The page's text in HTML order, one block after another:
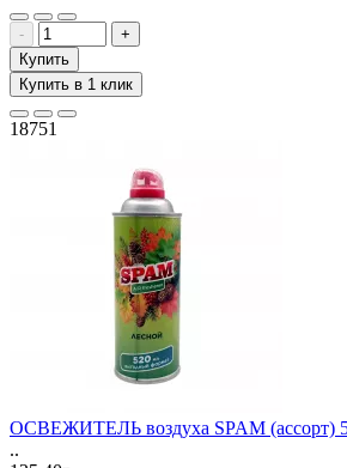
-
+
Купить
Купить в 1 клик
18751
ОСВЕЖИТЕЛЬ воздуха SPAM (ассорт)
..